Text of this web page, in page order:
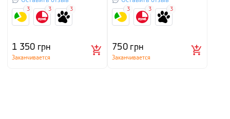
1 350 грн
Заканчивается
3 3 3
750грн
Заканчивается
3 3 3